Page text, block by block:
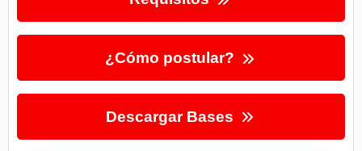
¿Cómo postular?
Descargar Bases